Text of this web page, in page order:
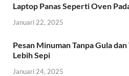
Laptop Panas Seperti Oven
Januari 22, 2025
Pesan Minuman Tanpa Gula
Lebih Sepi
Januari 24, 2025